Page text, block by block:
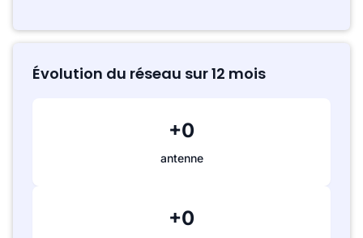
Évolution du réseau sur 12 mois
+0
antenne
+0